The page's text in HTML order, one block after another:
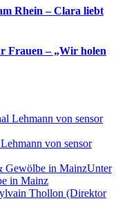
Rhein – Clara liebt
Frauen – „Wir holen
von sensor
Unter
in Mainz